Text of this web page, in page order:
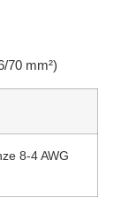
70 mm²)
8-4 AWG